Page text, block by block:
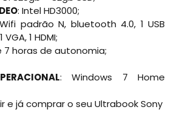
: Intel HD3000;
padrão N, bluetooth 4.0, 1 USB
VGA, 1 HDMI;
7 horas de autonomia;
: Windows 7 Home
e já comprar o seu Ultrabook Sony